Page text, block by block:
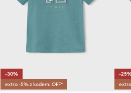
-30%
extra -5% z kodem: OFF*
-
extra